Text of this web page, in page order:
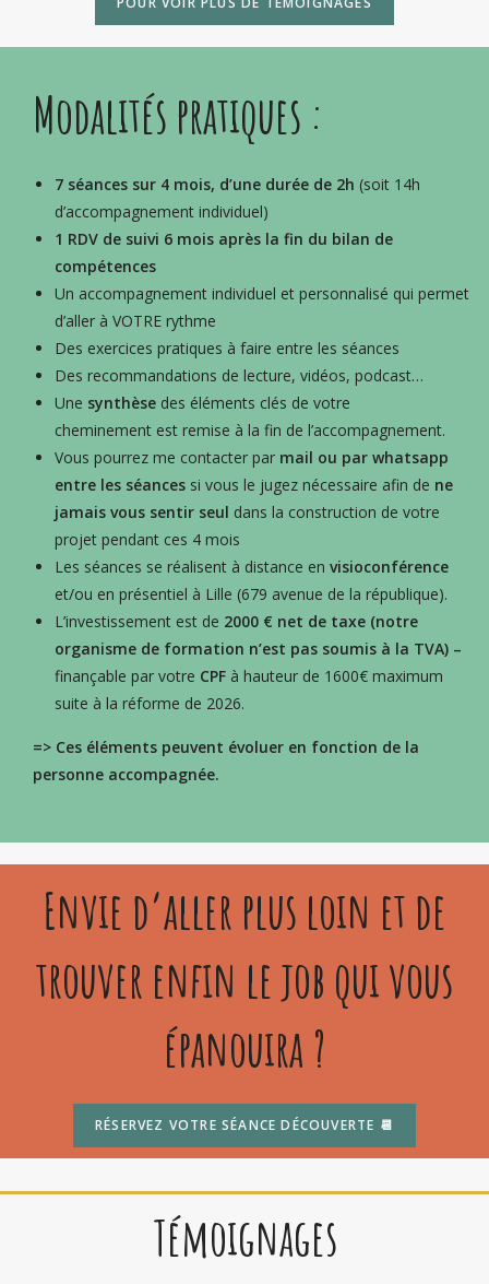
Modalités pratiques :
7 séances sur 4 mois, d’une durée de 2h (soit 14h
d’accompagnement individuel)
1 RDV de suivi 6 mois après la fin du bilan de
compétences
Un accompagnement individuel et personnalisé qui permet
d’aller à VOTRE rythme
Des exercices pratiques à faire entre les séances
Des recommandations de lecture, vidéos, podcast…
Une synthèse des éléments clés de votre
cheminement est remise à la fin de l’accompagnement.
Vous pourrez me contacter par mail ou par whatsapp
entre les séances si vous le jugez nécessaire afin de ne
jamais vous sentir seul dans la construction de votre
projet pendant ces 4 mois
Les séances se réalisent à distance envisioconférence
et/ou en présentiel à Lille (679 avenue de la république).
L’investissement est de 2000 € net de taxe (notre
organisme de formation n’est pas soumis à la TVA) –
finançable par votre CPF à hauteur de 1600€ maximum
suite à la réforme de 2026.
=> Ces éléments peuvent évoluer en fonction de la
personne accompagnée.
Envie d’aller plus loin et de
trouver enfin le job qui vous
épanouira ?
RÉSERVEZ VOTRE SÉANCE DÉCOUVERTE 📆
Témoignages